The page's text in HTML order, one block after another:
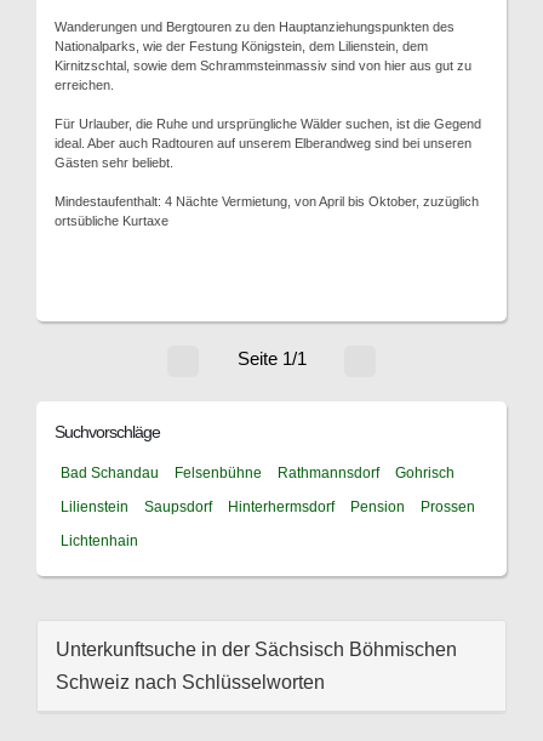
Wanderungen und Bergtouren zu den Hauptanziehungspunkten des
Nationalparks, wie der Festung Königstein, dem Lilienstein, dem
Kirnitzschtal, sowie dem Schrammsteinmassiv sind von hier aus gut zu
erreichen.
Für Urlauber, die Ruhe und ursprüngliche Wälder suchen, ist die Gegend
ideal. Aber auch Radtouren auf unserem Elberandweg sind bei unseren
Gästen sehr beliebt.
Mindestaufenthalt: 4 Nächte Vermietung, von April bis Oktober, zuzüglich
ortsübliche Kurtaxe
Seite 1/1
Suchvorschläge
Bad Schandau Felsenbühne Rathmannsdorf
Gohrisch
Lilienstein
Saupsdorf Hinterhermsdorf Pension
Prossen
Lichtenhain
Unterkunftsuche in der Sächsisch Böhmischen
Schweiz nach Schlüsselworten